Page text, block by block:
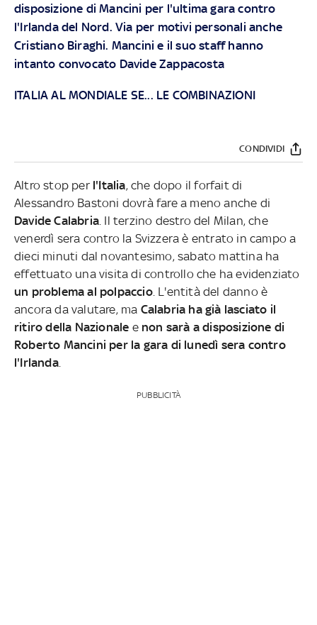
disposizione di Mancini per l'ultima gara contro
l'Irlanda del Nord. Via per motivi personali anche
Cristiano Biraghi. Mancini e il suo staff hanno
intanto convocato Davide Zappacosta
ITALIA AL MONDIALE SE... LE COMBINAZIONI
CONDIVIDI
Altro stop per l'Italia, che dopo il forfait di
Alessandro Bastoni dovrà fare a meno anche di
Davide Calabria . Il terzino destro del Milan, che
venerdì sera contro la Svizzera è entrato in campo a
dieci minuti dal novantesimo, sabato mattina ha
effettuato una visita di controllo che ha evidenziato
un problema al polpaccio. L'entità del danno è
ancora da valutare, ma Calabria ha già lasciato il
ritiro della Nazionale e non sarà a disposizione di
Roberto Mancini per la gara di lunedì sera contro
l'Irlanda.
PUBBLICITÀ